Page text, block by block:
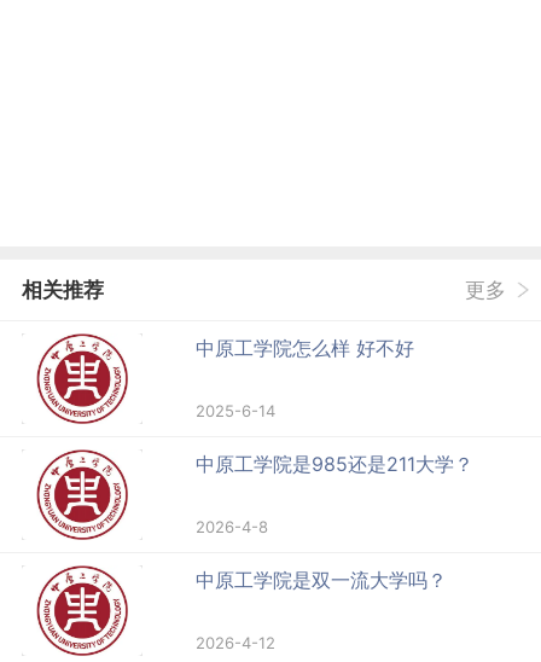
相关推荐 更多
中原工学院怎么样 好不好
2025-6-14
中原工学院是985还是211大学？
2026-4-8
中原工学院是双一流大学吗？
2026-4-12